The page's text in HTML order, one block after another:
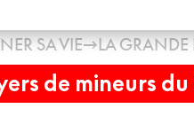
SA VIE→LA GRANDE
de mineurs